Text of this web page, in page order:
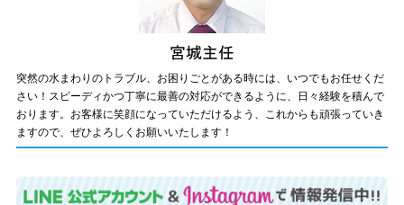
突然の水まわりのトラブル、お困りごとがある時には、いつでもお任せくだ
さい！スピーディかつ丁寧に最善の対応ができるように、日々経験を積んで
おります。お客様に笑顔になっていただけるよう、これからも頑張っていき
ますので、ぜひよろしくお願いいたします！